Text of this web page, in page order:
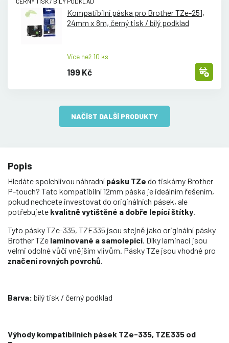
Kompatibilní páska pro Brother TZe-251,
24mm x 8m, černý tisk / bílý podklad
Více než 10 ks
199 Kč
NAČÍST DALŠÍ PRODUKTY
Popis
Hledáte spolehlivou náhradní pásku TZe do tiskárny Brother
P-touch? Tato kompatibilní 12mm páska je ideálním řešením,
pokud nechcete investovat do originálních pásek, ale
potřebujete kvalitně vytištěné a dobře lepící štítky
Tyto pásky TZe-335, TZE335 jsou stejně jako originální pásky
Brother TZe laminované a samolepící . Díky laminaci jsou
velmi odolné vůči vnějším vlivům. Pásky TZe jsou vhodné pro
značení rovných povrchů
Barva: bílý tisk / černý podklad
Výhody kompatibilních pásek TZe-335, TZE335 od